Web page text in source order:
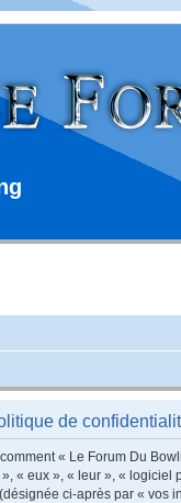
de
« Le Forum Du
« eux », « leur », « logiciel
ci-après par « vos